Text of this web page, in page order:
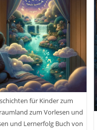
für Kinder zum
zum Vorlesen und
und Lernerfolg Buch von